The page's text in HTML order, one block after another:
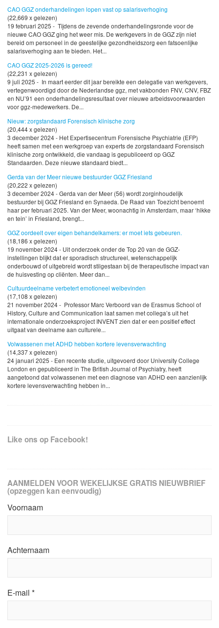
CAO GGZ onderhandelingen lopen vast op salarisverhoging
(22,669 x gelezen)
19 februari 2025 - Tijdens de zevende onderhandelingsronde voor de
nieuwe CAO GGZ ging het weer mis. De werkgevers in de GGZ zijn niet
bereid om personeel in de geestelijke gezondheidszorg een fatsoenlijke
salarisverhoging aan te bieden. Het...
CAO GGZ 2025-2026 is gereed!
(22,231 x gelezen)
9 juli 2025 - In maart eerder dit jaar bereikte een delegatie van werkgevers,
vertegenwoordigd door de Nederlandse ggz, met vakbonden FNV, CNV, FBZ
en NU’91 een onderhandelingsresultaat over nieuwe arbeidsvoorwaarden
voor ggz-medewerkers. De...
Nieuw: zorgstandaard Forensisch klinische zorg
(20,444 x gelezen)
3 december 2024 - Het Expertisecentrum Forensische Psychiatrie (EFP)
heeft samen met een werkgroep van experts de zorgstandaard Forensisch
klinische zorg ontwikkeld, die vandaag is gepubliceerd op GGZ
Standaarden. Deze nieuwe standaard biedt...
Gerda van der Meer nieuwe bestuurder GGZ Friesland
(20,222 x gelezen)
3 december 2024 - Gerda van der Meer (56) wordt zorginhoudelijk
bestuurder bij GGZ Friesland en Synaeda. De Raad van Toezicht benoemt
haar per februari 2025. Van der Meer, woonachtig in Amsterdam, maar ‘hikke
en tein’ in Friesland, brengt...
GGZ oordeelt over eigen behandelkamers: er moet iets gebeuren.
(18,186 x gelezen)
19 november 2024 - Uit onderzoek onder de Top 20 van de GGZ-
instellingen blijkt dat er sporadisch structureel, wetenschappelijk
onderbouwd of uitgebreid wordt stilgestaan bij de therapeutische impact van
de huisvesting op cliënten. Meer dan...
Cultuurdeelname verbetert emotioneel welbevinden
(17,108 x gelezen)
21 november 2024 - Professor Marc Verboord van de Erasmus School of
History, Culture and Communication laat samen met collega’s uit het
internationale onderzoeksproject INVENT zien dat er een positief effect
uitgaat van deelname aan culturele...
Volwassenen met ADHD hebben kortere levensverwachting
(14,337 x gelezen)
24 januari 2025 - Een recente studie, uitgevoerd door University College
London en gepubliceerd in The British Journal of Psychiatry, heeft
aangetoond dat volwassenen met een diagnose van ADHD een aanzienlijk
kortere levensverwachting hebben in...
Like ons op Facebook!
AANMELDEN VOOR WEKELIJKSE GRATIS NIEUWBRIEF
(opzeggen kan eenvoudig)
Voornaam
Achternaam
E-mail *